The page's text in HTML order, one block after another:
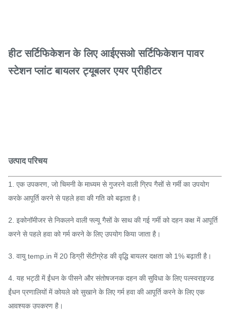
हीट सर्टिफिकेशन के लिए आईएसओ सर्टिफिकेशन पावर
स्टेशन प्लांट बायलर ट्यूबलर एयर प्रीहीटर
उत्पाद परिचय
1. एक उपकरण, जो चिमनी के माध्यम से गुजरने वाली ग्रिप गैसों से गर्मी का उपयोग
करके आपूर्ति करने से पहले हवा की गति को बढ़ाता है।
2. इकोनॉमीजर से निकलने वाली फ्ल्यू गैसों के साथ की गई गर्मी को दहन कक्ष में आपूर्ति
करने से पहले हवा को गर्म करने के लिए उपयोग किया जाता है।
3. वायु temp.in में 20 डिग्री सेंटीग्रेड की वृद्धि बायलर दक्षता को 1% बढ़ाती है।
4. यह भट्ठी में ईंधन के पीसने और संतोषजनक दहन की सुविधा के लिए पल्स्वराइज्ड
ईंधन प्रणालियों में कोयले को सुखाने के लिए गर्म हवा की आपूर्ति करने के लिए एक
आवश्यक उपकरण है।